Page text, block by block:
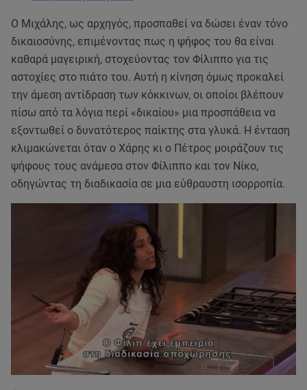
Ο Μιχάλης, ως αρχηγός, προσπαθεί να δώσει έναν τόνο
δικαιοσύνης, επιμένοντας πως η ψήφος του θα είναι
καθαρά μαγειρική, στοχεύοντας τον Φίλιππο για τις
αστοχίες στο πιάτο του. Αυτή η κίνηση όμως προκαλεί
την άμεση αντίδραση των κόκκινων, οι οποίοι βλέπουν
πίσω από τα λόγια περί «δικαίου» μια προσπάθεια να
εξοντωθεί ο δυνατότερος παίκτης στα γλυκά. Η ένταση
κλιμακώνεται όταν ο Χάρης κι ο Πέτρος μοιράζουν τις
ψήφους τους ανάμεσα στον Φίλιππο και τον Νίκο,
οδηγώντας τη διαδικασία σε μια εύθραυστη ισορροπία.